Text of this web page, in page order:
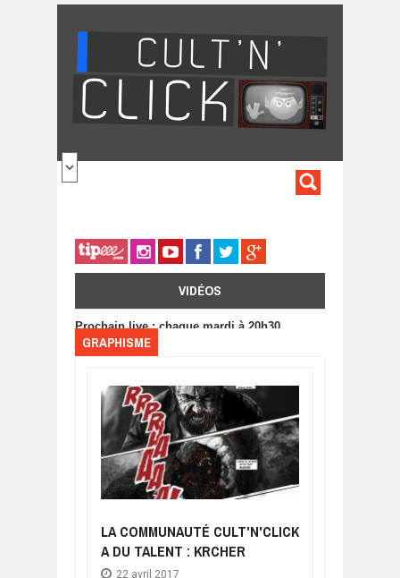
VIDÉOS
Prochain live : chaque mardi à 20h30
GRAPHISME
LA COMMUNAUTÉ CULT'N'CLICK
A DU TALENT : KRCHER
22 avril 2017